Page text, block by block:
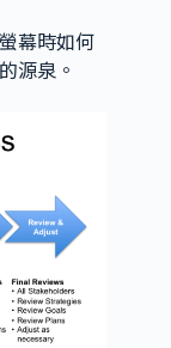
幕時如何
源泉。